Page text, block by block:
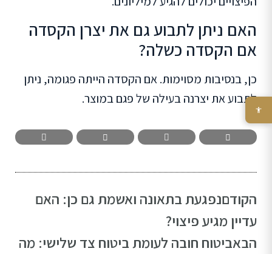
האם ניתן לתבוע גם את יצרן הקסדה
אם הקסדה כשלה?
כן, בנסיבות מסוימות. אם הקסדה הייתה פגומה, ניתן
לתבוע את יצרנה בעילה של פגם במוצר.
הקודםנפגעת בתאונה ואשמת גם כן: האם
עדיין מגיע פיצוי?
הבאביטוח חובה לעומת ביטוח צד שלישי: מה